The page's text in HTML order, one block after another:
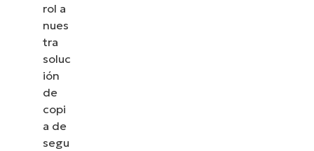
rol a
nues
tra
soluc
ión
de
copi
a de
segu